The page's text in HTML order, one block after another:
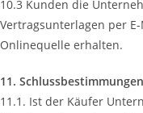
10.3 Kunden die
Vertragsunterlagen per
Onlinequelle erhalten.
11. Schlussbestimmungen
11.1. Ist der Käufer